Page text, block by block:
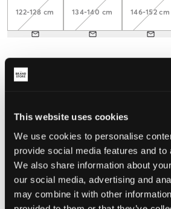
This website uses cookies
We use cookies to personalise
provide social media features and to
We also share information about
our social media, advertising and
may combine it with other
122-128 cm 134-140 cm 146-152 cm
Upplevd storlek
VÄLJ STORLEK
Fri frakt på beställningar över 699 kr
Öppet köpi 60 dagar
Leverans2-4 vardagar